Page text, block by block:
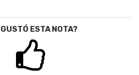
ESTA NOTA?